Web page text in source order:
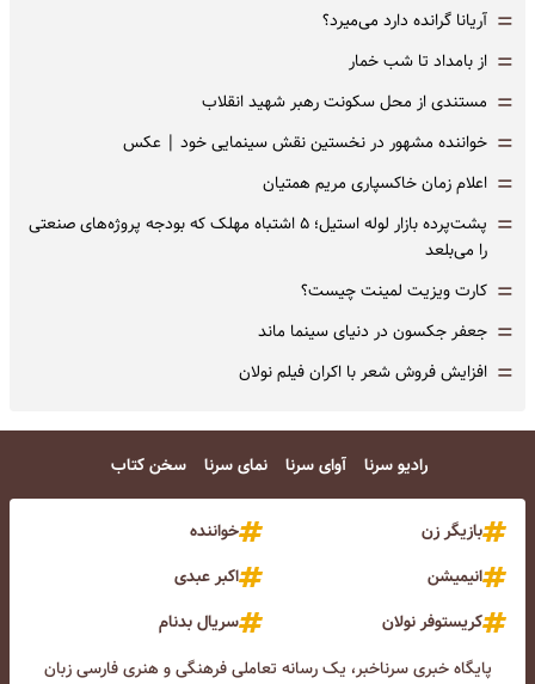
= آریانا گرانده دارد می‌میرد؟
= از بامداد تا شب خمار
= مستندی از محل سکونت رهبر شهید انقلاب
= خواننده مشهور در نخستین نقش سینمایی خود |‌ عکس
= اعلام زمان خاکسپاری مریم همتیان
=
پشت‌پرده بازار لوله استیل؛ ۵ اشتباه مهلک که بودجه پروژه‌های صنعتی
را می‌بلعد
= کارت ویزیت لمینت چیست؟
= جعفر جکسون در دنیای سینما ماند
= افزایش فروش شعر با اکران فیلم نولان
رادیو سرنا آوای سرنا نمای سرنا سخن کتاب
بازیگر زن
خواننده
انیمیشن
اکبر عبدی
کریستوفر نولان
سریال بدنام
پایگاه خبری سرناخبر، یک رسانه تعاملی فرهنگی و هنری فارسی زبان